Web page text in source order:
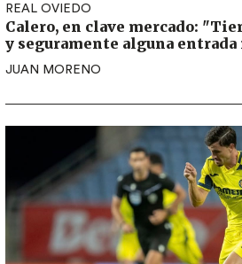
REAL OVIEDO
Calero, en clave mercado:
y seguramente alguna entrada
JUAN MORENO